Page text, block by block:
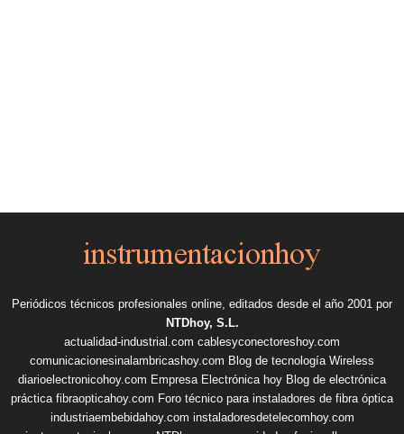
Periódicos técnicos profesionales online, editados desde el año 2001 por
NTDhoy, S.L.
actualidad-industrial.com cablesyconectoreshoy.com
comunicacionesinalambricashoy.com Blog de tecnología Wireless
diarioelectronicohoy.com Empresa Electrónica hoy Blog de electrónica
práctica fibraopticahoy.com Foro técnico para instaladores de fibra óptica
industriaembebidahoy.com instaladoresdetelecomhoy.com